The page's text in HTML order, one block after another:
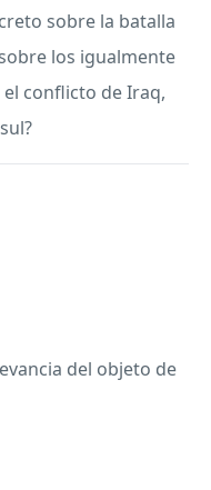
sobre la batalla
los igualmente
conflicto de Iraq,
del objeto de